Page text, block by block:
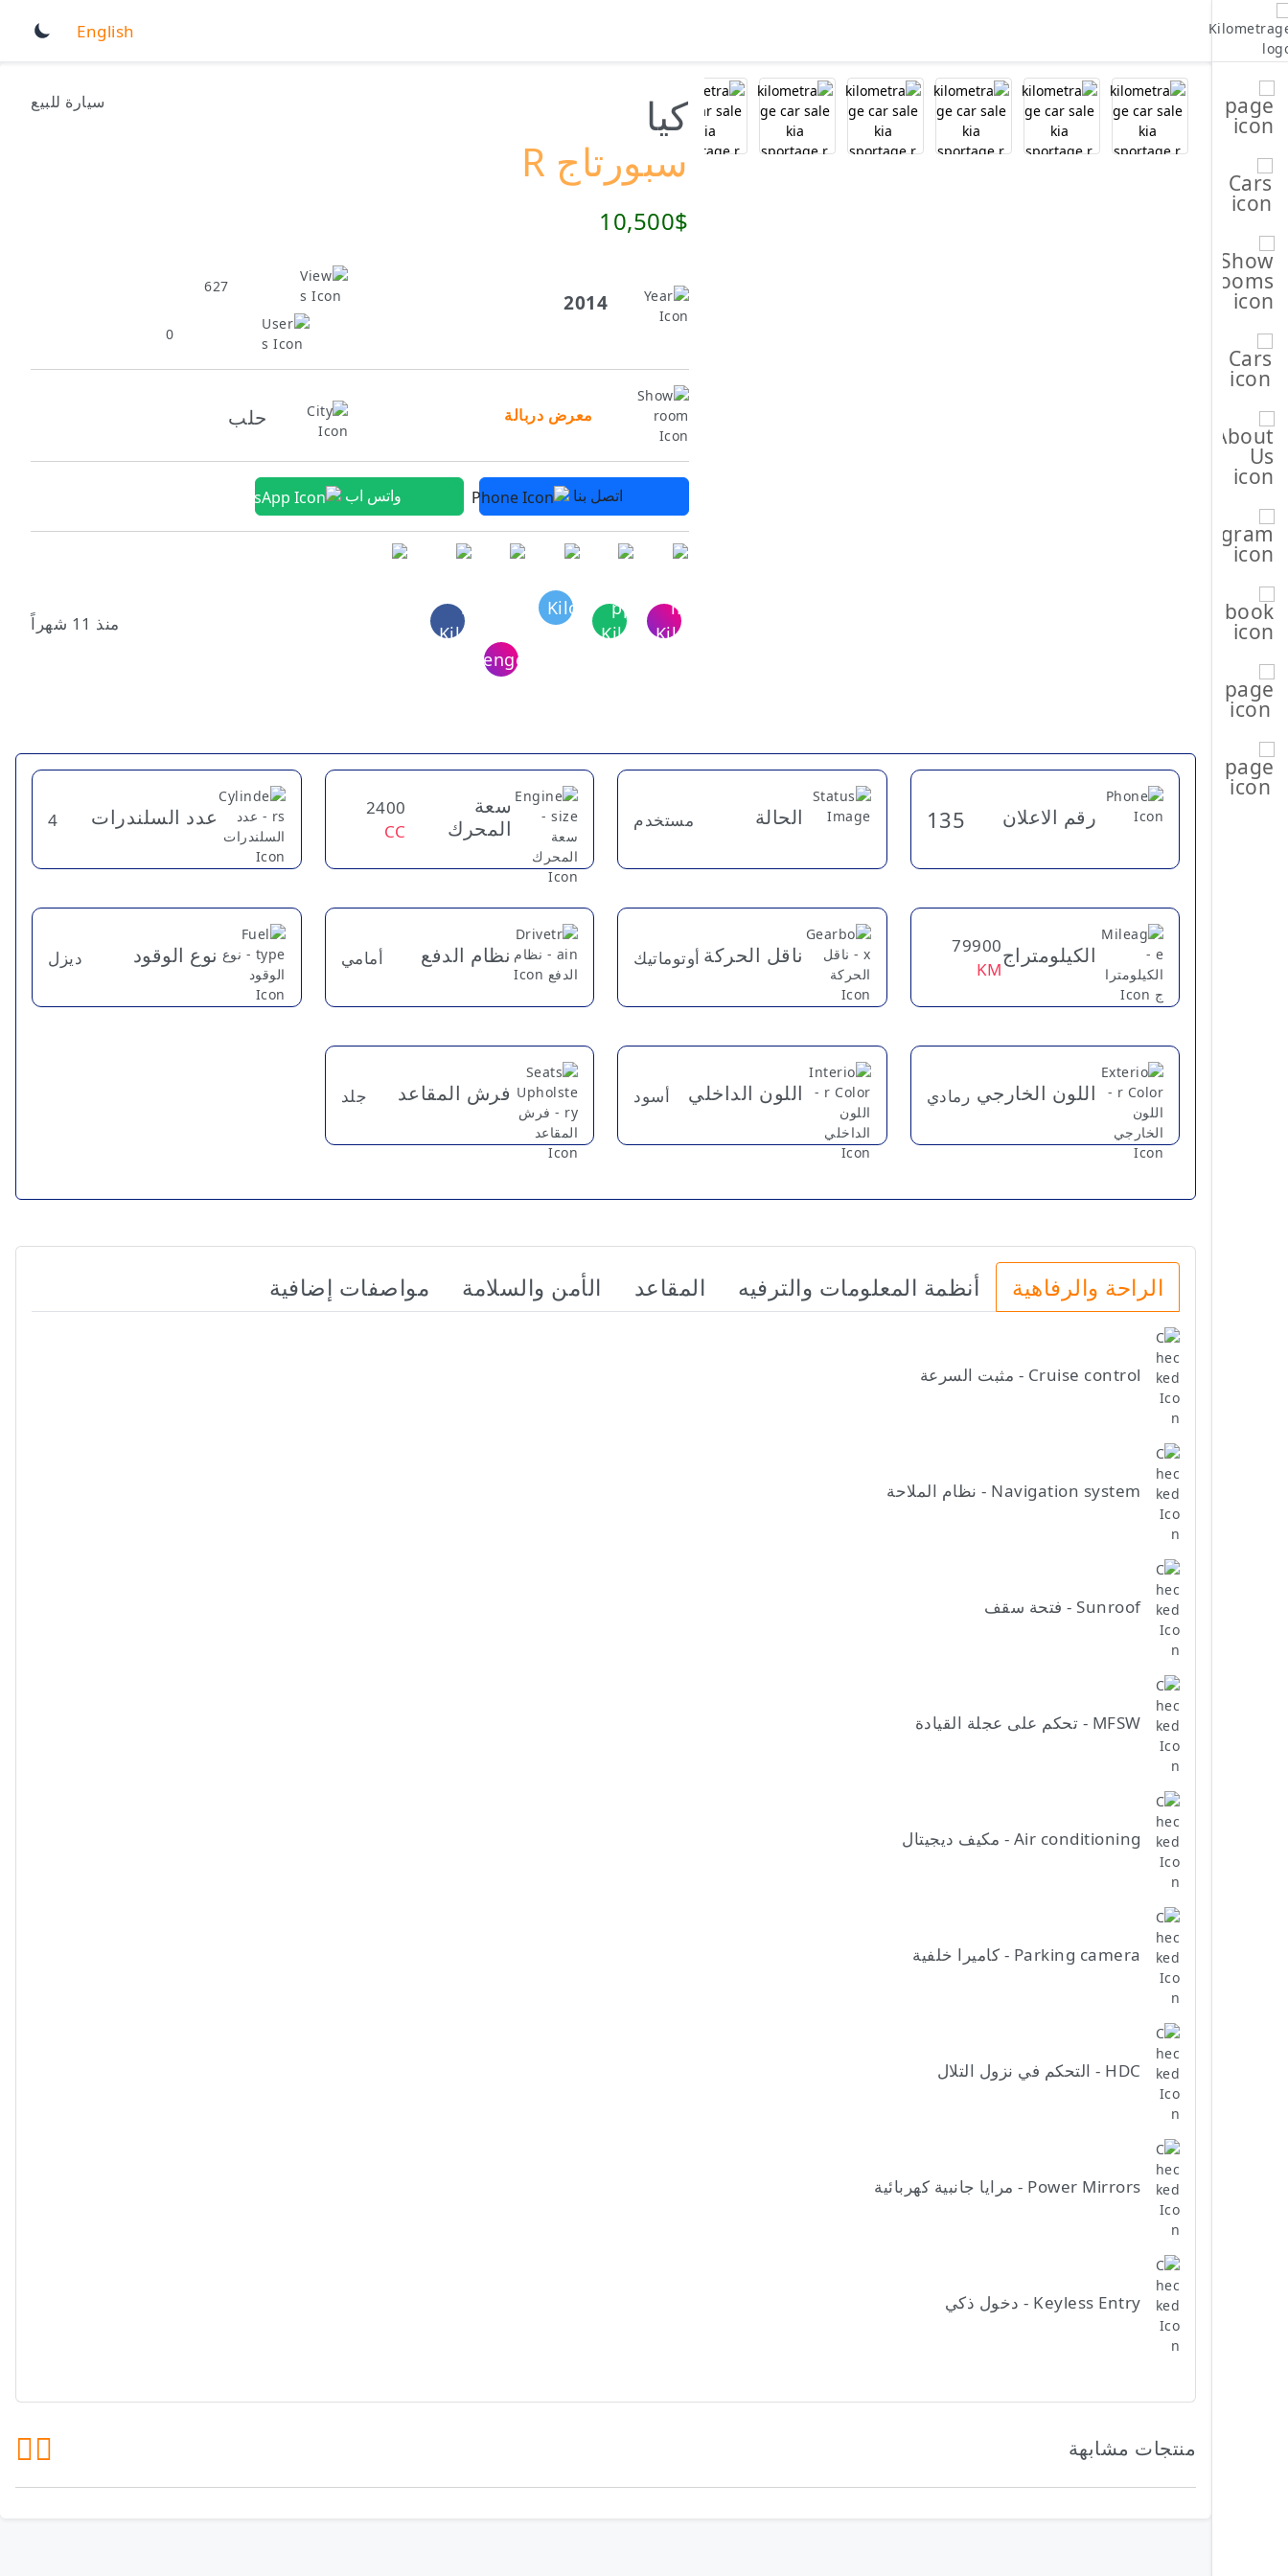
English
كيا سيارة للبيع
سبورتاج R
10,500$
2014
627
0
معرض دربالة حلب
اتصل بنا واتس اب
منذ 11 شهراً
رقم الاعلان 135 الحالة مستخدم
سعة
المحرك
2400
CC
عدد السلندرات 4
الكيلومتراج79900
KM
ناقل الحركة أوتوماتيك نظام الدفع أمامي نوع الوقود ديزل
اللون الخارجي رمادي اللون الداخلي أسود فرش المقاعد جلد
الراحة والرفاهية أنظمة المعلومات والترفيه المقاعد الأمن والسلامة مواصفات إضافية
Cruise control - مثبت السرعة
Navigation system - نظام الملاحة
Sunroof - فتحة سقف
MFSW - تحكم على عجلة القيادة
Air conditioning - مكيف ديجيتال
Parking camera - كاميرا خلفية
HDC - التحكم في نزول التلال
Power Mirrors - مرايا جانبية كهربائية
Keyless Entry - دخول ذكي
منتجات مشابهة